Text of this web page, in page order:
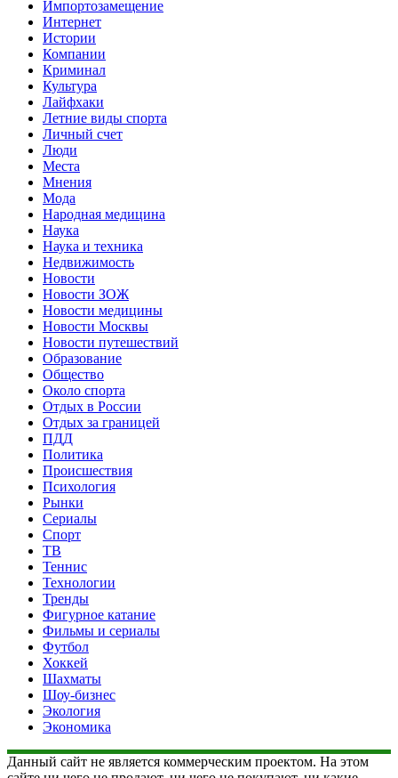
Импортозамещение
Интернет
Истории
Компании
Криминал
Культура
Лайфхаки
Летние виды спорта
Личный счет
Люди
Места
Мнения
Мода
Народная медицина
Наука
Наука и техника
Недвижимость
Новости
Новости ЗОЖ
Новости медицины
Новости Москвы
Новости путешествий
Образование
Общество
Около спорта
Отдых в России
Отдых за границей
ПДД
Политика
Происшествия
Психология
Рынки
Сериалы
Спорт
ТВ
Теннис
Технологии
Тренды
Фигурное катание
Фильмы и сериалы
Футбол
Хоккей
Шахматы
Шоу-бизнес
Экология
Экономика
Данный сайт не является коммерческим проектом. На этом